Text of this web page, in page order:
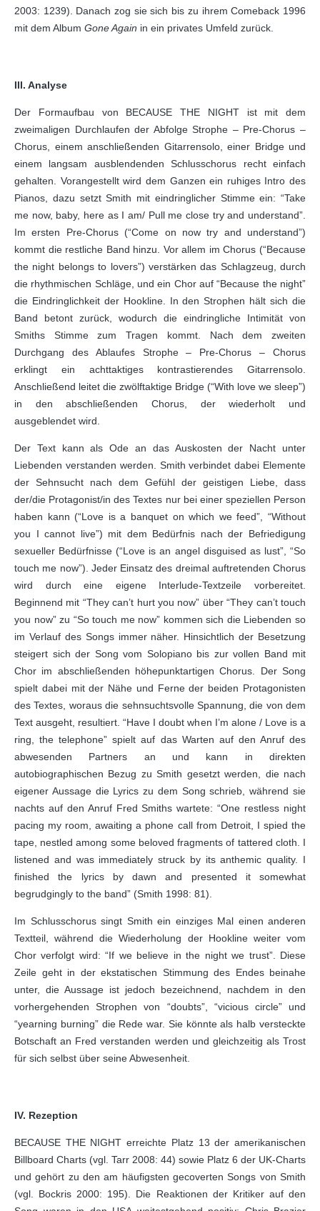
2003: 1239). Danach zog sie sich bis zu ihrem Comeback 1996
mit dem Album Gone Again in ein privates Umfeld zurück.
III. Analyse
Der Formaufbau von BECAUSE THE NIGHT ist mit dem
zweimaligen Durchlaufen der Abfolge Strophe – Pre-Chorus –
Chorus, einem anschließenden Gitarrensolo, einer Bridge und
einem langsam ausblendenden Schlusschorus recht einfach
gehalten. Vorangestellt wird dem Ganzen ein ruhiges Intro des
Pianos, dazu setzt Smith mit eindringlicher Stimme ein: “Take
me now, baby, here as I am/ Pull me close try and understand”.
Im ersten Pre-Chorus (“Come on now try and understand”)
kommt die restliche Band hinzu. Vor allem im Chorus (“Because
the night belongs to lovers”) verstärken das Schlagzeug, durch
die rhythmischen Schläge, und ein Chor auf “Because the night”
die Eindringlichkeit der Hookline. In den Strophen hält sich die
Band betont zurück, wodurch die eindringliche Intimität von
Smiths Stimme zum Tragen kommt. Nach dem zweiten
Durchgang des Ablaufes Strophe – Pre-Chorus – Chorus
erklingt ein achttaktiges kontrastierendes Gitarrensolo.
Anschließend leitet die zwölftaktige Bridge (“With love we sleep”)
in den abschließenden Chorus, der wiederholt und
ausgeblendet wird.
Der Text kann als Ode an das Auskosten der Nacht unter
Liebenden verstanden werden. Smith verbindet dabei Elemente
der Sehnsucht nach dem Gefühl der geistigen Liebe, dass
der/die Protagonist/in des Textes nur bei einer speziellen Person
haben kann (“Love is a banquet on which we feed”, “Without
you I cannot live”) mit dem Bedürfnis nach der Befriedigung
sexueller Bedürfnisse (“Love is an angel disguised as lust”, “So
touch me now”). Jeder Einsatz des dreimal auftretenden Chorus
wird durch eine eigene Interlude-Textzeile vorbereitet.
Beginnend mit “They can’t hurt you now” über “They can’t touch
you now” zu “So touch me now” kommen sich die Liebenden so
im Verlauf des Songs immer näher. Hinsichtlich der Besetzung
steigert sich der Song vom Solopiano bis zur vollen Band mit
Chor im abschließenden höhepunktartigen Chorus. Der Song
spielt dabei mit der Nähe und Ferne der beiden Protagonisten
des Textes, woraus die sehnsuchtsvolle Spannung, die von dem
Text ausgeht, resultiert. “Have I doubt when I’m alone / Love is a
ring, the telephone” spielt auf das Warten auf den Anruf des
abwesenden Partners an und kann in direkten
autobiographischen Bezug zu Smith gesetzt werden, die nach
eigener Aussage die Lyrics zu dem Song schrieb, während sie
nachts auf den Anruf Fred Smiths wartete: “One restless night
pacing my room, awaiting a phone call from Detroit, I spied the
tape, nestled among some beloved fragments of tattered cloth. I
listened and was immediately struck by its anthemic quality. I
finished the lyrics by dawn and presented it somewhat
begrudgingly to the band” (Smith 1998: 81).
Im Schlusschorus singt Smith ein einziges Mal einen anderen
Textteil, während die Wiederholung der Hookline weiter vom
Chor verfolgt wird: “If we believe in the night we trust”. Diese
Zeile geht in der ekstatischen Stimmung des Endes beinahe
unter, die Aussage ist jedoch bezeichnend, nachdem in den
vorhergehenden Strophen von “doubts”, “vicious circle” und
“yearning burning” die Rede war. Sie könnte als halb versteckte
Botschaft an Fred verstanden werden und gleichzeitig als Trost
für sich selbst über seine Abwesenheit.
IV. Rezeption
BECAUSE THE NIGHT erreichte Platz 13 der amerikanischen
Billboard Charts (vgl. Tarr 2008: 44) sowie Platz 6 der UK-Charts
und gehört zu den am häufigsten gecoverten Songs von Smith
(vgl. Bockris 2000: 195). Die Reaktionen der Kritiker auf den